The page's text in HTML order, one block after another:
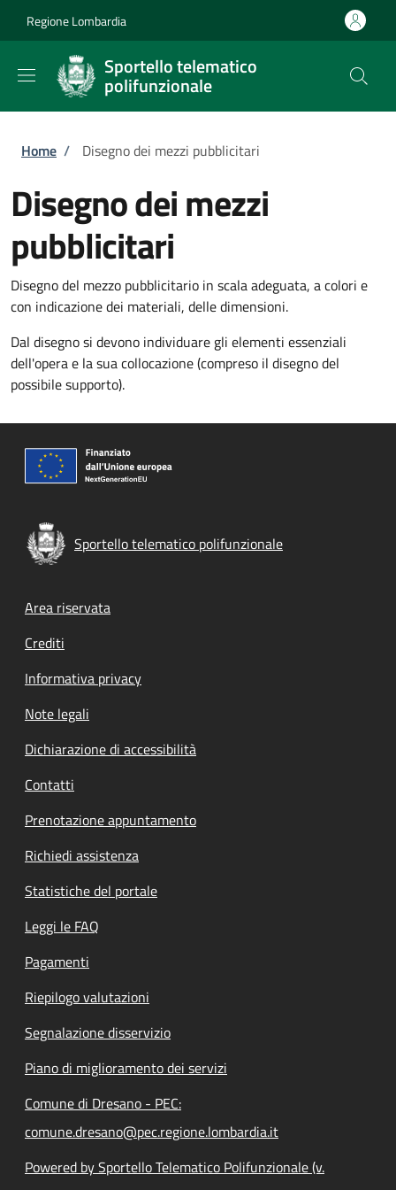
Regione Lombardia
Sportello telematico
polifunzionale
Briciole di pane
Home / Disegno dei mezzi pubblicitari
Disegno dei mezzi
pubblicitari
Disegno del mezzo pubblicitario in scala adeguata, a colori e
con indicazione dei materiali, delle dimensioni.
Dal disegno si devono individuare gli elementi essenziali
dell'opera e la sua collocazione (compreso il disegno del
possibile supporto).
Sportello telematico polifunzionale
Footer menu
Area riservata
Crediti
Informativa privacy
Note legali
Dichiarazione di accessibilità
Contatti
Prenotazione appuntamento
Richiedi assistenza
Statistiche del portale
Leggi le FAQ
Pagamenti
Riepilogo valutazioni
Segnalazione disservizio
Piano di miglioramento dei servizi
Comune di Dresano - PEC:
comune.dresano@pec.regione.lombardia.it
Powered by Sportello Telematico Polifunzionale (v.